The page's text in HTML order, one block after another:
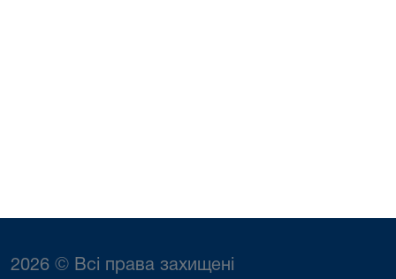
2026 © Всі права захищені